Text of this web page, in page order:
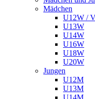
Mädchen
U12W /
U13W
U14W
U16W
U18W
U20W
Jungen
U12M
U13M
U14M